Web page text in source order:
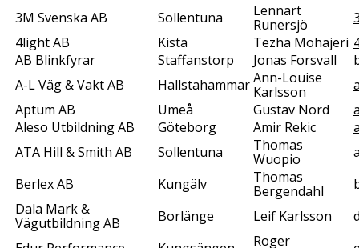
3M Svenska AB
Sollentuna
Lennart
Runersjö
4light AB
Kista Tezha Mohajeri
AB Blinkfyrar
Staffanstorp Jonas Forsvall
A-L Väg & Vakt AB
HallstahammarAnn-Louise
Karlsson
Aptum AB
Umeå Gustav Nord
Aleso Utbildning AB
Göteborg Amir Rekic
ATA Hill & Smith AB
Sollentuna
Thomas
Wuopio
Berlex AB
Kungälv
Thomas
Bergendahl
Dala Mark &
Vägutbildning AB
Borlänge Leif Karlsson
Roger